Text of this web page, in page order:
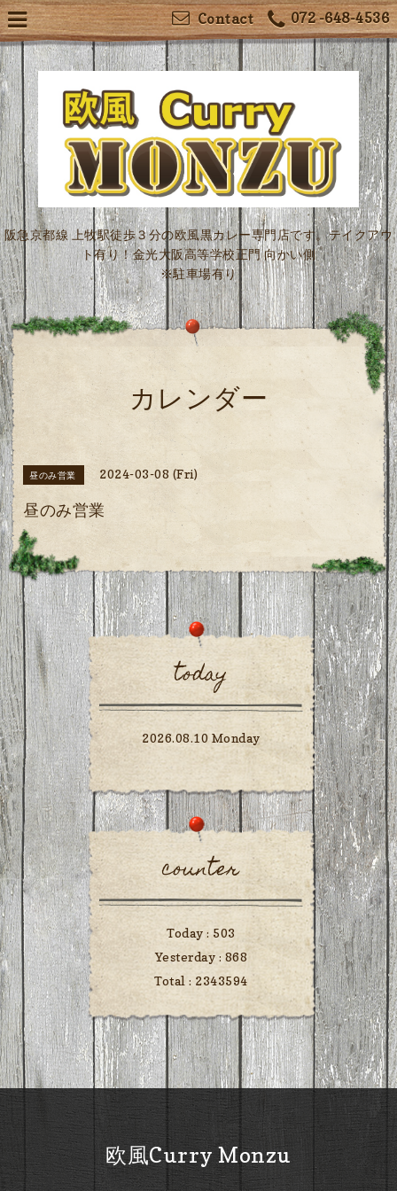
072 -648-4536
Contact
阪急京都線 上牧駅徒歩３分の欧風黒カレー専門店です。テイクアウ
ト有り！金光大阪高等学校正門 向かい側
※駐車場有り
カレンダー
昼のみ営業 2024-03-08 (Fri)
昼のみ営業
today
2026.08.10 Monday
counter
Today : 503
Yesterday : 868
Total : 2343594
欧風Curry Monzu